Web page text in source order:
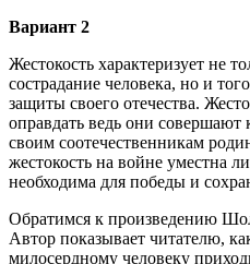
Вариант 2
Жестокость характеризует не
сострадание человека, но и
защиты своего отечества.
оправдать ведь они совершают
своим соотечественникам
жестокость на войне уместна
необходима для победы и
Обратимся к произведению
Автор показывает читателю,
милосердному человеку